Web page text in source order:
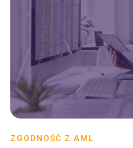
ZGODNOŚĆ Z AML